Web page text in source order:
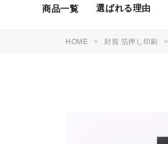
商品一覧 選ばれる理由
HOME 封筒 箔押し印刷